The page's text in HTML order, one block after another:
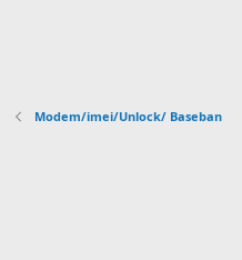
Modem/imei/Unlock/ Baseban